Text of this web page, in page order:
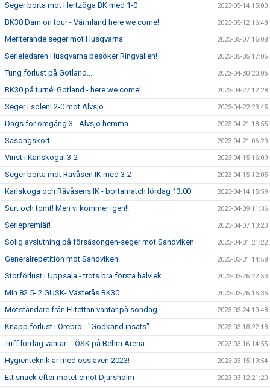
Seger borta mot Hertzöga BK med 1-0 2023-05-14 15:00
BK30 Dam on tour - Värmland here we come! 2023-05-12 16:48
Meriterande seger mot Husqvarna 2023-05-07 16:08
Serieledaren Husqvarna besöker Ringvallen! 2023-05-05 17:05
Tung förlust på Gotland... 2023-04-30 20:06
BK30 på turné! Gotland - here we come! 2023-04-27 12:28
Seger i solen! 2-0 mot Älvsjö 2023-04-22 23:45
Dags för omgång 3 - Älvsjö hemma 2023-04-21 18:55
Säsongskort 2023-04-21 06:29
Vinst i Karlskoga! 3-2 2023-04-15 16:09
Seger borta mot Rävåsen IK med 3-2 2023-04-15 12:05
Karlskoga och Rävåsens IK - bortamatch lördag 13.00 2023-04-14 15:59
Surt och tomt! Men vi kommer igen!! 2023-04-09 11:36
Seriepremiär! 2023-04-07 13:23
Solig avslutning på försäsongen-seger mot Sandviken 2023-04-01 21:22
Generalrepetition mot Sandviken! 2023-03-31 14:58
Storförlust i Uppsala - trots bra första halvlek 2023-03-26 22:53
Min 82 5- 2 GUSK- Västerås BK30 2023-03-26 15:36
Motståndare från Elitettan väntar på söndag 2023-03-24 10:48
Knapp förlust i Örebro - "Godkänd insats" 2023-03-18 22:18
Tuff lördag väntar.... ÖSK på Behrn Arena 2023-03-16 14:55
Hygienteknik är med oss även 2023! 2023-03-15 19:54
Ett snack efter mötet emot Djursholm 2023-03-12 21:20